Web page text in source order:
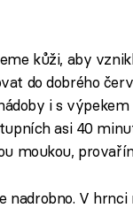
kůži, aby
do dobrého
i s
asi 40
moukou,
nadrobno. V